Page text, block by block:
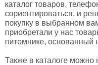
каталог товаров,
сориентироваться, и
покупку в выбранном
приобретали у нас
питомнике, основанный
Также в каталоге